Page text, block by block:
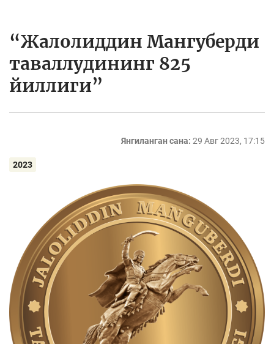
“Жалолиддин Мангуберди
таваллудининг 825
йиллиги”
Янгиланган сана: 29 Авг 2023, 17:15
2023